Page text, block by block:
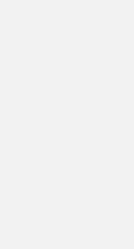
10MW+
einer 12-MW-
Senvion nach: Der
unter
von Offshore-Anlagen mit
Bis 2021 soll eine Vorserie